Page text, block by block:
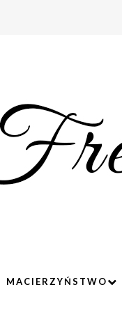
MACIERZYŃSTWO